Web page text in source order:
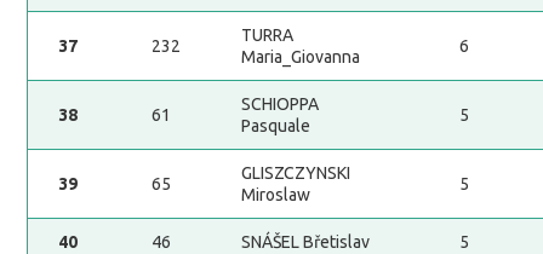
37 232
TURRA
Maria_Giovanna
6
38 61
SCHIOPPA
Pasquale
5
39 65
GLISZCZYNSKI
Miroslaw
5
40 46 SNÁŠEL Břetislav 5